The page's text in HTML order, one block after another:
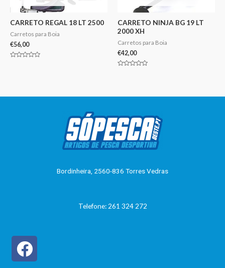
CARRETO REGAL 18 LT 2500
Carretos para Boia
€56,00
CARRETO NINJA BG 19 LT
2000 XH
Carretos para Boia
€42,00
Bordinheira, 2560-836 Torres Vedras
Telefone: 261 324 272